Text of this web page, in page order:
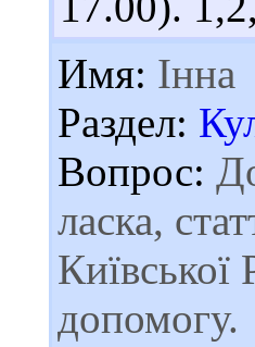
Имя: Інна
Раздел:
Вопрос:
ласка,
Київської
допомогу.